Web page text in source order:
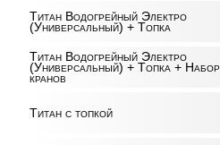
Титан Водогрейный Электро
(Универсальный) + Топка
Титан Водогрейный Электро
(Универсальный) + Топка + Набор
кранов
Титан с топкой